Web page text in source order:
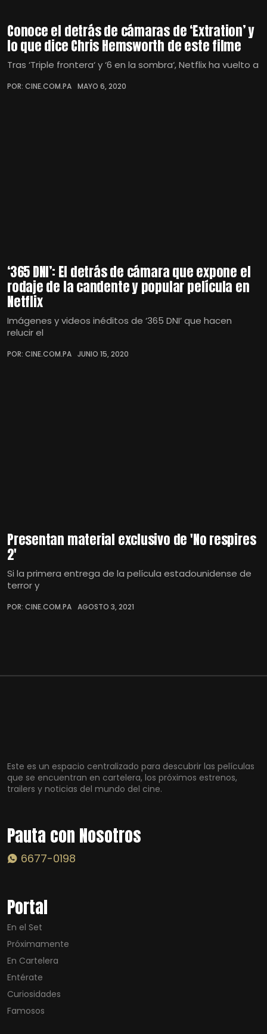
Conoce el detrás de cámaras de ‘Extration’ y
lo que dice Chris Hemsworth de este filme
Tras ‘Triple frontera‘ y ‘6 en la sombra‘, Netflix ha vuelto a
POR: CINE.COM.PA MAYO 6, 2020
‘365 DNI’: El detrás de cámara que expone el
rodaje de la candente y popular película en
Netflix
Imágenes y videos inéditos de ‘365 DNI’ que hacen
relucir el
POR: CINE.COM.PA JUNIO 15, 2020
Presentan material exclusivo de 'No respires
2'
Si la primera entrega de la película estadounidense de
terror y
POR: CINE.COM.PA AGOSTO 3, 2021
Este es un espacio centralizado para descubrir las películas
que se encuentran en cartelera, los próximos estrenos,
trailers y noticias del mundo del cine.
Pauta con Nosotros
6677-0198
Portal
En el Set
Próximamente
En Cartelera
Entérate
Curiosidades
Famosos